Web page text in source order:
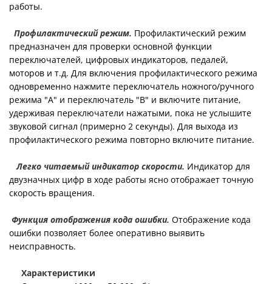
работы.
Профилактический режим. Профилактический режим
предназначен для проверки основной функции
переключателей, цифровых индикаторов, педалей,
моторов и т.д. Для включения профилактического режима
одновременно нажмите переключатель ножного/ручного
режима "А" и переключатель "В" и включите питание,
удерживая переключатели нажатыми, пока не услышите
звуковой сигнал (примерно 2 секунды). Для выхода из
профилактического режима повторно включите питание.
Легко читаемый индикатор скорости. Индикатор для
двузначных цифр в ходе работы ясно отображает точную
скорость вращения.
Функция отображения кода ошибки. Отображение кода
ошибки позволяет более оперативно выявить
неисправность.
Характеристики